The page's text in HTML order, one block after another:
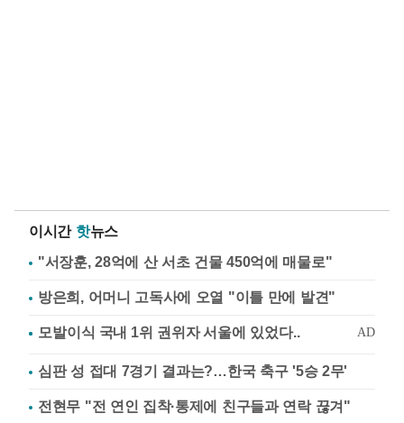
이시간 핫뉴스
"서장훈, 28억에 산 서초 건물 450억에 매물로"
방은희, 어머니 고독사에 오열 "이틀 만에 발견"
심판 성 접대 7경기 결과는?…한국 축구 '5승 2무'
전현무 "전 연인 집착·통제에 친구들과 연락 끊겨"